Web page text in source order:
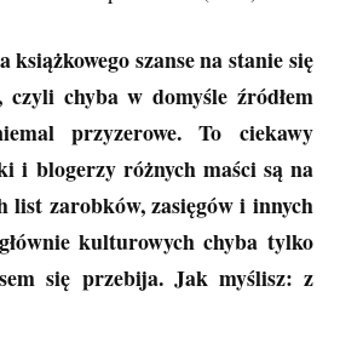
szanse na stanie się
czyli chyba w domyśle źródłem
przyzerowe. To ciekawy
i blogerzy różnych maści są na
list zarobków, zasięgów i innych
kulturowych chyba tylko
się przebija. Jak myślisz: z